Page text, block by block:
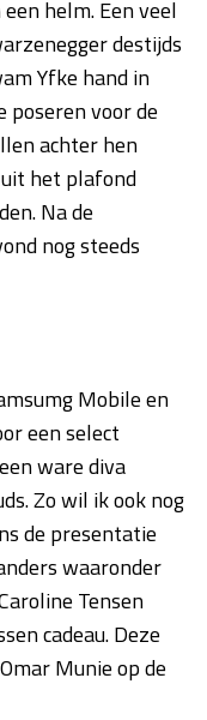
helm. Een veel
destijds
Yfke hand in
poseren voor de
achter hen
het plafond
Na de
nog steeds
Mobile en
een select
ware diva
Zo wil ik ook nog
de presentatie
waaronder
Tensen
cadeau. Deze
Munie op de